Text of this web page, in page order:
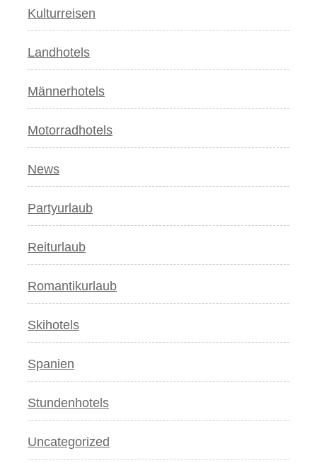
Kulturreisen
Landhotels
Männerhotels
Motorradhotels
News
Partyurlaub
Reiturlaub
Romantikurlaub
Skihotels
Spanien
Stundenhotels
Uncategorized